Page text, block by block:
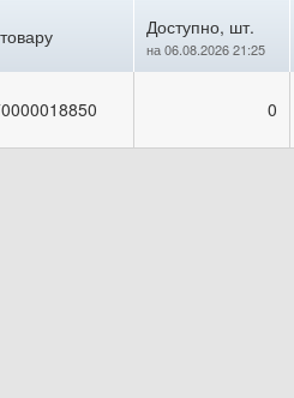
Доступно, шт.
на 06.08.2026 21:25
0